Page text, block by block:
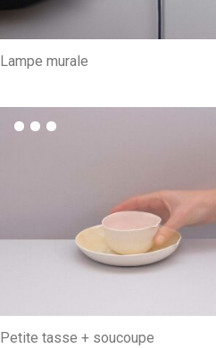
Lampe murale
Petite tasse + soucoupe